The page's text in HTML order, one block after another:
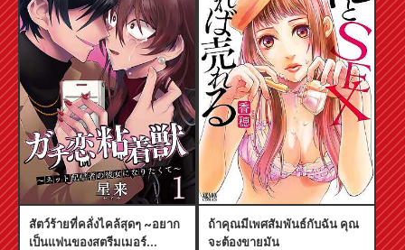
สัตว์ร้ายที่คลั่งไคล้สุดๆ ~อยาก
เป็นแฟนของสตรีมเมอร์
ถ้าคุณมีเพศสัมพันธ์กับฉัน คุณ
จะต้องขายมัน